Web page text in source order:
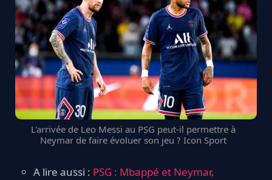
L'arrivée de Leo Messi au PSG peut-il permettre à
Neymar de faire évoluer son jeu ? Icon Sport
A lire aussi : PSG : Mbappé et Neymar,